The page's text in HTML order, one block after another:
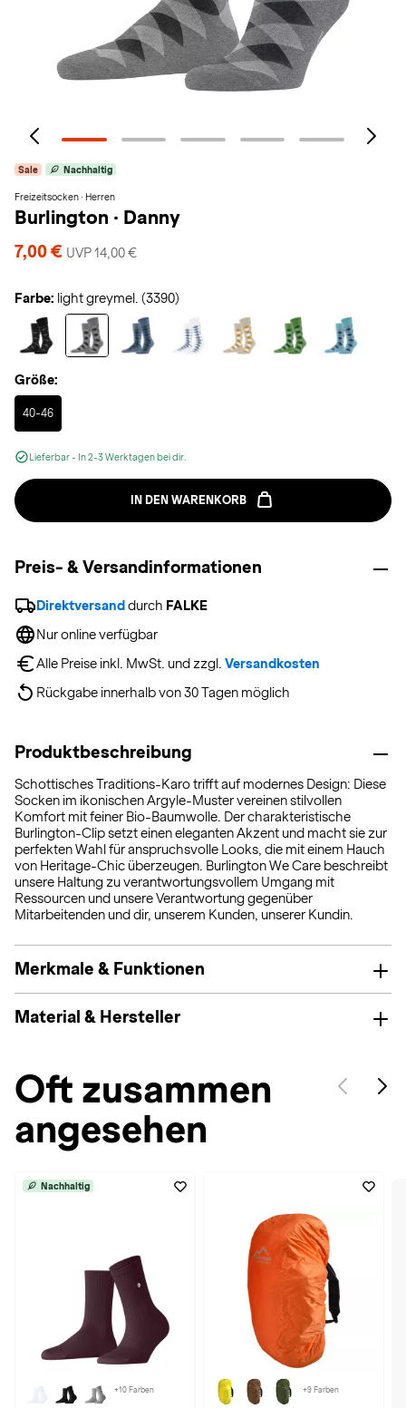
Sale Nachhaltig
Freizeitsocken · Herren
Burlington · Danny
7,00 € UVP 14,00 €
Farbe: light greymel. (3390)
Größe:
40-46
Selected
Lieferbar - In 2-3 Werktagen bei dir.
IN DEN WARENKORB
Preis- & Versandinformationen
Direktversand durch FALKE
Nur online verfügbar
Alle Preise inkl. MwSt. und zzgl. Versandkosten
Rückgabe innerhalb von 30 Tagen möglich
Produktbeschreibung
Schottisches Traditions-Karo trifft auf modernes Design: Diese
Socken im ikonischen Argyle-Muster vereinen stilvollen
Komfort mit feiner Bio-Baumwolle. Der charakteristische
Burlington-Clip setzt einen eleganten Akzent und macht sie zur
perfekten Wahl für anspruchsvolle Looks, die mit einem Hauch
von Heritage-Chic überzeugen. Burlington We Care beschreibt
unsere Haltung zu verantwortungsvollem Umgang mit
Ressourcen und unsere Verantwortung gegenüber
Mitarbeitenden und dir, unserem Kunden, unserer Kundin.
Merkmale & Funktionen
Material & Hersteller
Oft zusammen
angesehen
Nachhaltig
+10 Farben +9 Farben